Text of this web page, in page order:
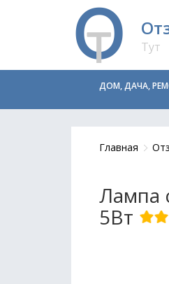
Тут
ДОМ, ДАЧА,
Главная
Лампа
5Вт